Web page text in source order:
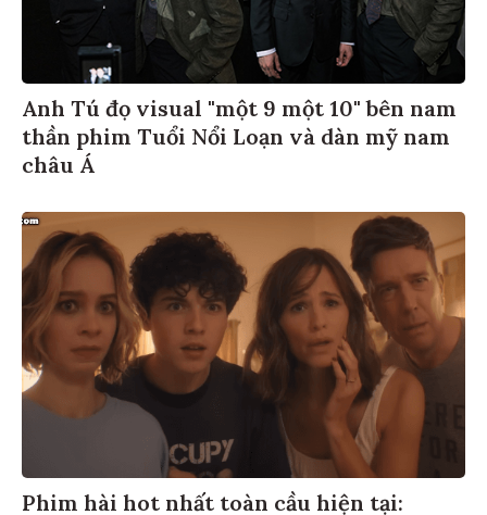
Anh Tú đọ visual "một 9 một 10" bên nam
thần phim Tuổi Nổi Loạn và dàn mỹ nam
châu Á
Phim hài hot nhất toàn cầu hiện tại: